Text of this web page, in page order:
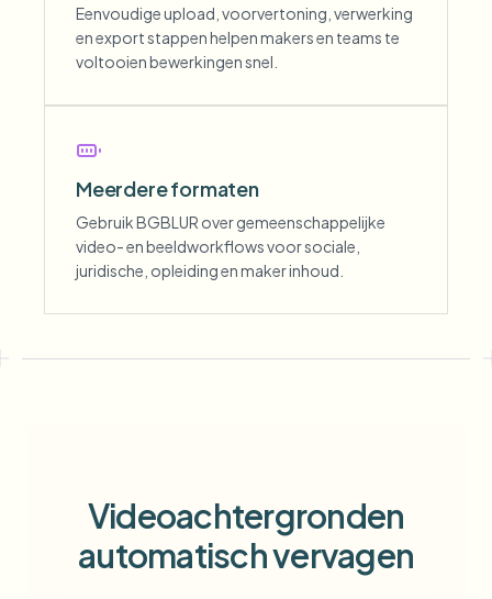
Eenvoudige upload, voorvertoning, verwerking
en export stappen helpen makers en teams te
voltooien bewerkingen snel.
Meerdere formaten
Gebruik BGBLUR over gemeenschappelijke
video- en beeldworkflows voor sociale,
juridische, opleiding en maker inhoud.
Videoachtergronden
automatisch vervagen